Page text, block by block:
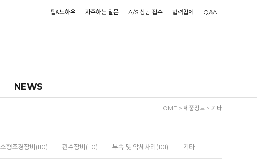
팁&노하우 자주하는 질문 A/S 상담 접수 협력업체 Q&A
NEWS
HOME > 제품정보 > 기타
소형조경장비(110) 관수장비(110) 부속 및 악세사리(101) 기타